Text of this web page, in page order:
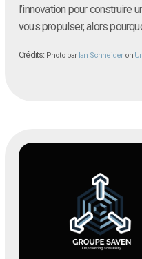
l’innovation pour construire
vous propulser, alors
Crédits: Photo par Ian Schneideron